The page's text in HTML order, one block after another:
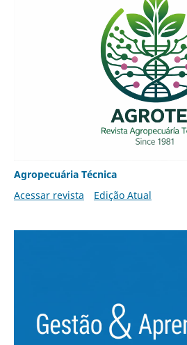
Agropecuária Técnica
Acessar revista
Edição Atual